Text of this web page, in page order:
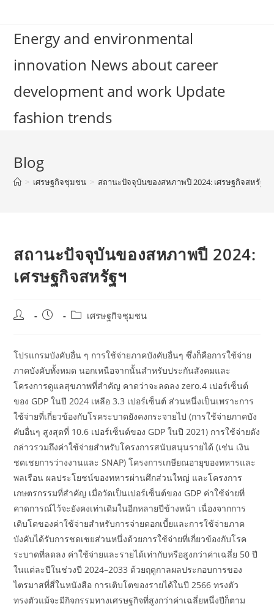
contentEnergy and environmental
innovation News about career
development and work Update
fashion trends
Blog
> เศรษฐกิจชุมชน > สถานะปัจจุบันของสหภาพปี 2024: เศรษฐกิจสหรัฐฯ
สถานะปัจจุบันของสหภาพปี 2024:
เศรษฐกิจสหรัฐฯ
Post
Post
Postเศรษฐกิจชุมชน
โปรแกรมบังคับอื่น ๆ การใช้จ่ายภาคบังคับอื่นๆ ซึ่งก็คือการใช้จ่าย
ภาคบังคับทั้งหมด นอกเหนือจากนั้นสำหรับประกันสังคมและ
โครงการดูแลสุขภาพที่สำคัญ คาดว่าจะลดลง zero.4 เปอร์เซ็นต์
ของ GDP ในปี 2024 เหลือ 3.3 เปอร์เซ็นต์ ส่วนหนึ่งเป็นเพราะการ
ใช้จ่ายที่เกี่ยวข้องกับโรคระบาดยังคงกระจายไป (การใช้จ่ายภาคบัง
คับอื่นๆ สูงสุดที่ 10.6 เปอร์เซ็นต์ของ GDP ในปี 2021) การใช้จ่ายดัง
กล่าวรวมถึงค่าใช้จ่ายสำหรับโครงการสนับสนุนรายได้ (เช่น เงิน
ชดเชยการว่างงานและ SNAP) โครงการเกษียณอายุของทหารและ
พลเรือน ผลประโยชน์ของทหารผ่านศึกส่วนใหญ่ และโครงการ
เกษตรกรรมที่สำคัญ เมื่อวัดเป็นเปอร์เซ็นต์ของ GDP ค่าใช้จ่ายที่
คาดการณ์ไว้จะยังคงเท่าเดิมในอีกหลายปีข้างหน้า เนื่องจากการ
เติบโตของค่าใช้จ่ายสำหรับการจ่ายดอกเบี้ยและการใช้จ่ายภาค
บังคับได้รับการชดเชยส่วนหนึ่งด้วยการใช้จ่ายที่เกี่ยวข้องกับโรค
ระบาดที่ลดลง ค่าใช้จ่ายและรายได้เท่ากับหรือสูงกว่าค่าเฉลี่ย 50 ปี
ในแต่ละปีในช่วงปี 2024–2033 ด้วยฤดูกาลผลประกอบการของ
ไตรมาสที่สี่ในหนังสือ การเติบโตของรายได้ในปี 2566 ทรงตัว
ทรงตัวแม้จะมีกิจกรรมทางเศรษฐกิจที่สูงกว่าค่าเฉลี่ยหนึ่งปีก็ตาม